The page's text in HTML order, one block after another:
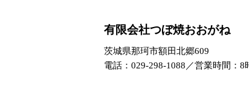
有限会社つぼ焼おおがね
茨城県那珂市額田北郷609
電話：029-298-1088／営業時間：